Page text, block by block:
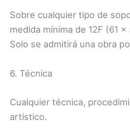
Sobre cualquier tipo de
medida mínima de 12F (61 ×
Solo se admitirá una obra
6. Técnica
Cualquier técnica,
artístico.